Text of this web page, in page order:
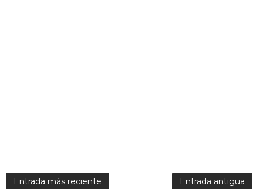
Entrada más reciente Entrada antigua